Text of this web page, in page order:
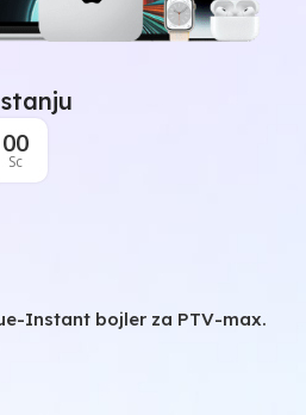
00
Sc
Instant bojler za PTV-max.